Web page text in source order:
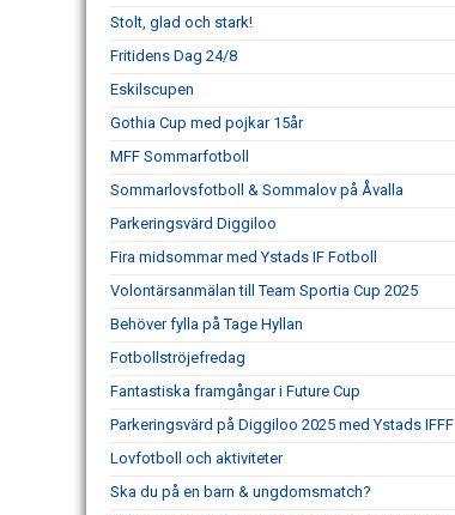
Stolt, glad och stark!
Fritidens Dag 24/8
Eskilscupen
Gothia Cup med pojkar 15år
MFF Sommarfotboll
Sommarlovsfotboll & Sommalov på Åvalla
Parkeringsvärd Diggiloo
Fira midsommar med Ystads IF Fotboll
Volontärsanmälan till Team Sportia Cup 2025
Behöver fylla på Tage Hyllan
Fotbollströjefredag
Fantastiska framgångar i Future Cup
Parkeringsvärd på Diggiloo 2025 med Ystads IFFF
Lovfotboll och aktiviteter
Ska du på en barn & ungdomsmatch?